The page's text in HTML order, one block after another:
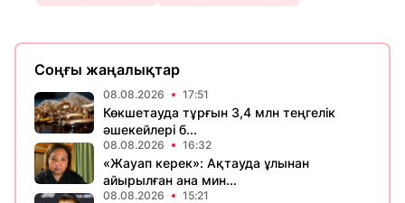
Соңғы жаңалықтар
08.08.2026 17:51
Көкшетауда тұрғын 3,4 млн теңгелік
әшекейлері б...
08.08.2026 16:32
«Жауап керек»: Ақтауда ұлынан
айырылған ана мин...
08.08.2026 15:21